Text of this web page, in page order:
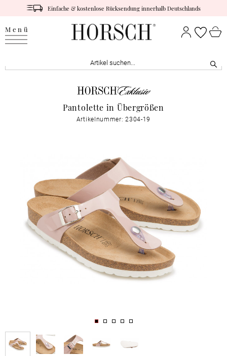
Einfache & kostenlose Rücksendung innerhalb Deutschlands
Menü
Pantolette in Übergrößen
Artikelnummer: 2304-19